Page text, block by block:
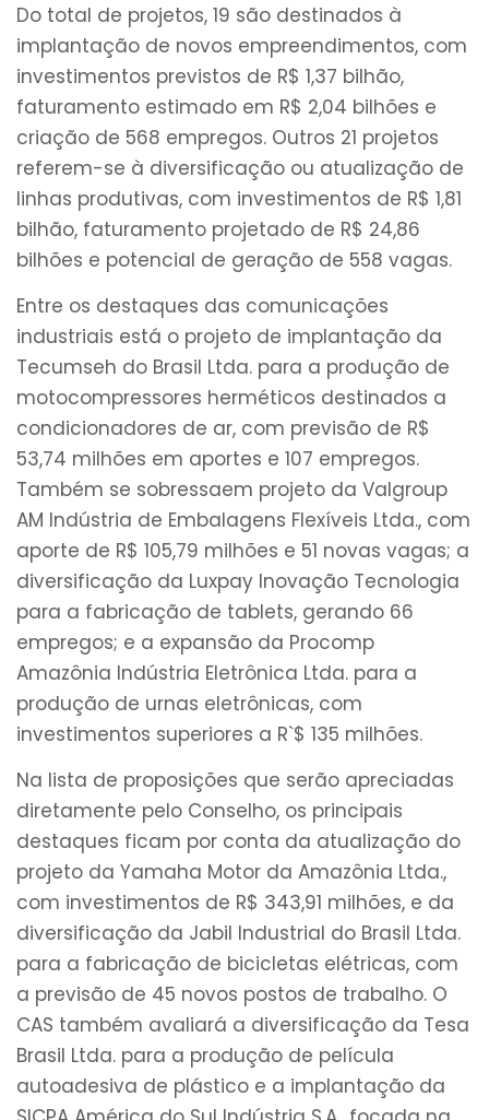
Do total de projetos, 19 são destinados à
implantação de novos empreendimentos, com
investimentos previstos de R$ 1,37 bilhão,
faturamento estimado em R$ 2,04 bilhões e
criação de 568 empregos. Outros 21 projetos
referem-se à diversificação ou atualização de
linhas produtivas, com investimentos de R$ 1,81
bilhão, faturamento projetado de R$ 24,86
bilhões e potencial de geração de 558 vagas.
Entre os destaques das comunicações
industriais está o projeto de implantação da
Tecumseh do Brasil Ltda. para a produção de
motocompressores herméticos destinados a
condicionadores de ar, com previsão de R$
53,74 milhões em aportes e 107 empregos.
Também se sobressaem projeto da Valgroup
AM Indústria de Embalagens Flexíveis Ltda., com
aporte de R$ 105,79 milhões e 51 novas vagas; a
diversificação da Luxpay Inovação Tecnologia
para a fabricação de tablets, gerando 66
empregos; e a expansão da Procomp
Amazônia Indústria Eletrônica Ltda. para a
produção de urnas eletrônicas, com
investimentos superiores a R`$ 135 milhões.
Na lista de proposições que serão apreciadas
diretamente pelo Conselho, os principais
destaques ficam por conta da atualização do
projeto da Yamaha Motor da Amazônia Ltda.,
com investimentos de R$ 343,91 milhões, e da
diversificação da Jabil Industrial do Brasil Ltda.
para a fabricação de bicicletas elétricas, com
a previsão de 45 novos postos de trabalho. O
CAS também avaliará a diversificação da Tesa
Brasil Ltda. para a produção de película
autoadesiva de plástico e a implantação da